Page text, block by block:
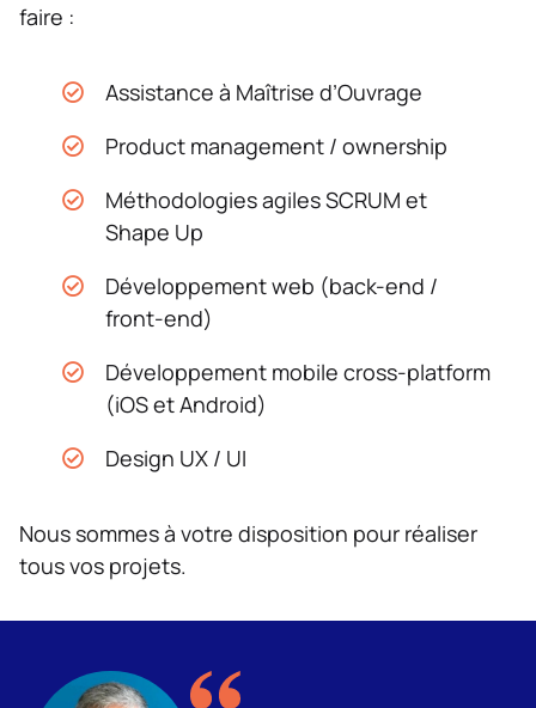
faire :
Assistance à Maîtrise d’Ouvrage
Product management / ownership
Méthodologies agiles SCRUM et
Shape Up
Développement web (back-end /
front-end)
Développement mobile cross-platform
(iOS et Android)
Design UX / UI
Nous sommes à votre disposition pour réaliser
tous vos projets.